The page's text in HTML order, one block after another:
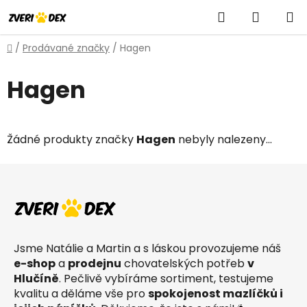
na
obsah
Hledat
KOŠÍK
Domů
/ Prodávané značky / Hagen
Hagen
Žádné produkty značky Hagen nebyly nalezeny...
Jsme Natálie a Martin a s láskou provozujeme náš
e-shopa prodejnu chovatelských potřebv
Hlučíně. Pečlivě vybíráme sortiment, testujeme
kvalitu a děláme vše prospokojenost mazlíčků i